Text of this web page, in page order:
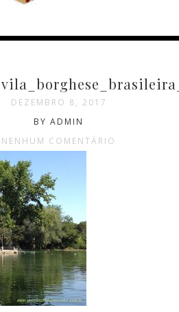
DEZEMBRO 8, 2017
BY ADMIN
NENHUM COMENTÁRIO